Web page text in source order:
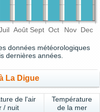
Août Sept Oct Nov Dec
données météorologiques
dernières années.
La Digue
de l'air
/ nuit
Température
de la mer